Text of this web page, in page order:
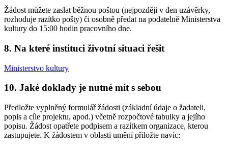
Žádost můžete zaslat běžnou poštou (nejpozději v den uzávěrky,
rozhoduje razítko pošty) či osobně předat na podatelně Ministerstva
kultury do 15:00 hodin pracovního dne.
8. Na které instituci životní situaci řešit
Ministerstvo kultury
10. Jaké doklady je nutné mít s sebou
Předložte vyplněný formulář žádosti (základní údaje o žadateli,
popis a cíle projektu, apod.) včetně rozpočtové tabulky a jejího
popisu. Žádost opatřete podpisem a razítkem organizace, kterou
zastupujete. K žádostem v oblasti umění přiložte navíc: